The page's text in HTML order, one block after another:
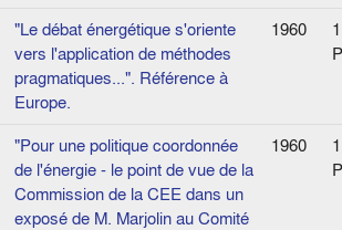
"Le débat énergétique s'oriente
vers l'application de méthodes
pragmatiques...". Référence à
Europe.
1960
1
"Pour une politique coordonnée
de l'énergie - le point de vue de la
Commission de la CEE dans un
exposé de M. Marjolin au Comité
1960
1